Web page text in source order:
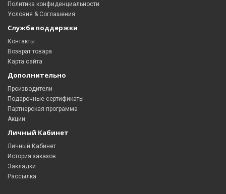
Политика конфиденциальности
Условия & Соглашения
Служба поддержки
Контакты
Возврат товара
Карта сайта
Дополнительно
Производители
Подарочные сертификаты
Партнерская программа
Акции
Личный Кабинет
Личный Кабинет
История заказов
Закладки
Рассылка